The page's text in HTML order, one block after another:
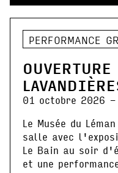
PERFORMANCE
01 octobre 2026 -
Le Musée du
salle avec
Le Bain au soir
et une